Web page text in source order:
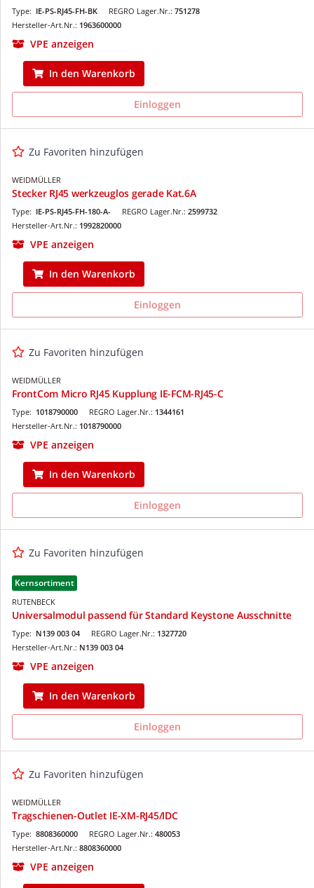
REGRO Lager.Nr.: 751278
Type: IE-PS-RJ45-FH-BK
Hersteller-Art.Nr.: 1963600000
VPE anzeigen
In den Warenkorb
Einloggen
Zu Favoriten hinzufügen
WEIDMÜLLER
Stecker RJ45 werkzeuglos gerade Kat.6A
REGRO Lager.Nr.: 2599732
Type: IE-PS-RJ45-FH-180-A-
Hersteller-Art.Nr.: 1992820000
VPE anzeigen
In den Warenkorb
Einloggen
Zu Favoriten hinzufügen
WEIDMÜLLER
FrontCom Micro RJ45 Kupplung IE-FCM-RJ45-C
REGRO Lager.Nr.: 1344161
Type: 1018790000
Hersteller-Art.Nr.: 1018790000
VPE anzeigen
In den Warenkorb
Einloggen
Zu Favoriten hinzufügen
Kernsortiment
RUTENBECK
Universalmodul passend für Standard Keystone Ausschnitte
REGRO Lager.Nr.: 1327720
Type: N139 003 04
Hersteller-Art.Nr.: N139 003 04
VPE anzeigen
In den Warenkorb
Einloggen
Zu Favoriten hinzufügen
WEIDMÜLLER
Tragschienen-Outlet IE-XM-RJ45/IDC
REGRO Lager.Nr.: 480053
Type: 8808360000
Hersteller-Art.Nr.: 8808360000
VPE anzeigen